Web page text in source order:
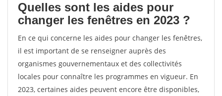
Quelles sont les aides pour
changer les fenêtres en 2023 ?
En ce qui concerne les aides pour changer les fenêtres,
il est important de se renseigner auprès des
organismes gouvernementaux et des collectivités
locales pour connaître les programmes en vigueur. En
2023, certaines aides peuvent encore être disponibles,